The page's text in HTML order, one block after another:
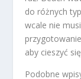
do różnych
wcale nie
aby cieszyć
Podobne